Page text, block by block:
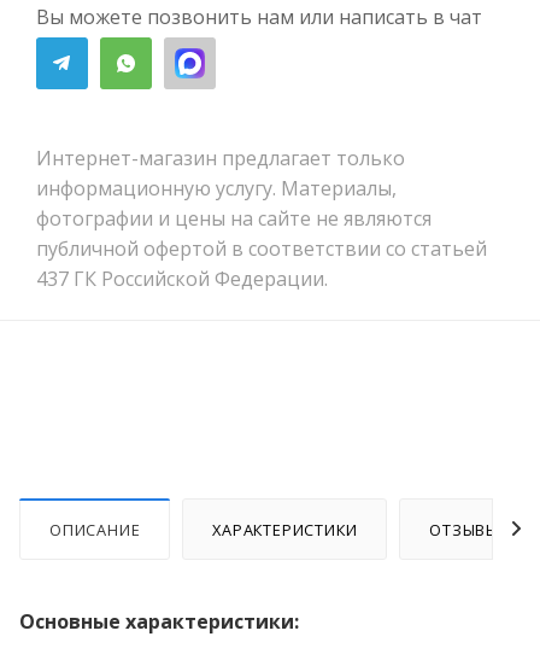
Вы можете позвонить нам или написать в чат
Интернет-магазин предлагает только
информационную услугу. Материалы,
фотографии и цены на сайте не являются
публичной офертой в соответствии со статьей
437 ГК Российской Федерации.
ОПИСАНИЕ ХАРАКТЕРИСТИКИ ОТЗЫВЫ
Основные характеристики: